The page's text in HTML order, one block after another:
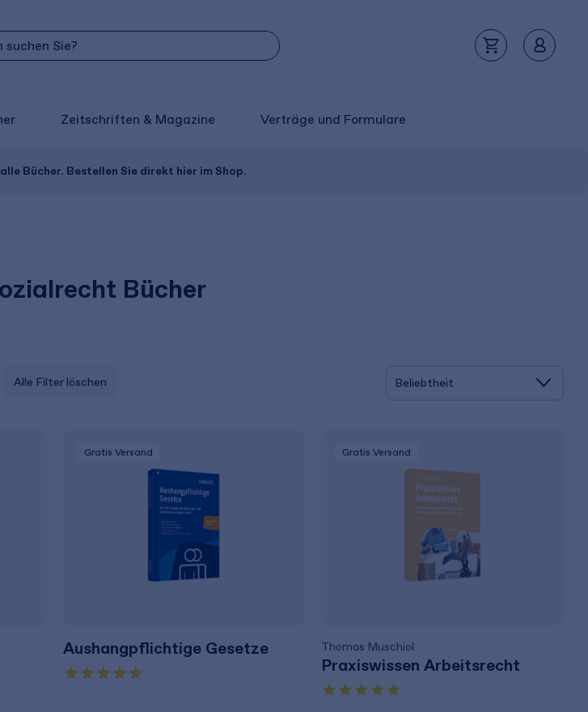
Zeitschriften & Magazine Verträge und Formulare
Bücher. Bestellen Sie direkt hier im Shop.
Bücher
Alle Filter löschen
Gratis Versand
Aushangpflichtige Gesetze
Gratis Versand
Thomas Muschiol
Praxiswissen Arbeitsrecht